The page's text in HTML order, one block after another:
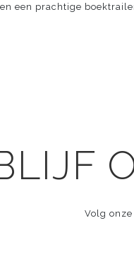
een prachtige
Volg